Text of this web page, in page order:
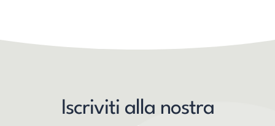
Iscriviti alla nostra